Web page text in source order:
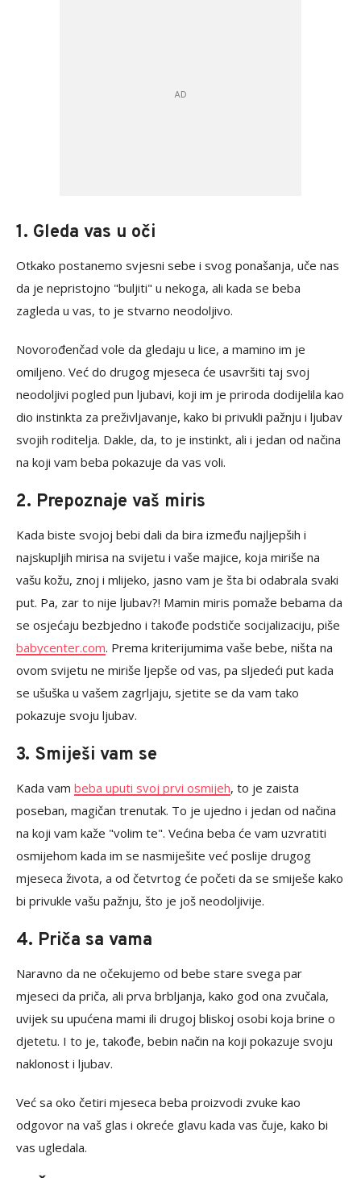
1. Gleda vas u oči
Otkako postanemo svjesni sebe i svog ponašanja, uče nas
da je nepristojno "buljiti" u nekoga, ali kada se beba
zagleda u vas, to je stvarno neodoljivo.
Novorođenčad vole da gledaju u lice, a mamino im je
omiljeno. Već do drugog mjeseca će usavršiti taj svoj
neodoljivi pogled pun ljubavi, koji im je priroda dodijelila kao
dio instinkta za preživljavanje, kako bi privukli pažnju i ljubav
svojih roditelja. Dakle, da, to je instinkt, ali i jedan od načina
na koji vam beba pokazuje da vas voli.
2. Prepoznaje vaš miris
Kada biste svojoj bebi dali da bira između najljepših i
najskupljih mirisa na svijetu i vaše majice, koja miriše na
vašu kožu, znoj i mlijeko, jasno vam je šta bi odabrala svaki
put. Pa, zar to nije ljubav?! Mamin miris pomaže bebama da
se osjećaju bezbjedno i takođe podstiče socijalizaciju, piše
babycenter.com. Prema kriterijumima vaše bebe, ništa na
ovom svijetu ne miriše ljepše od vas, pa sljedeći put kada
se ušuška u vašem zagrljaju, sjetite se da vam tako
pokazuje svoju ljubav.
3. Smiješi vam se
Kada vam beba uputi svoj prvi osmijeh, to je zaista
poseban, magičan trenutak. To je ujedno i jedan od načina
na koji vam kaže "volim te". Većina beba će vam uzvratiti
osmijehom kada im se nasmiješite već poslije drugog
mjeseca života, a od četvrtog će početi da se smiješe kako
bi privukle vašu pažnju, što je još neodoljivije.
4. Priča sa vama
Naravno da ne očekujemo od bebe stare svega par
mjeseci da priča, ali prva brbljanja, kako god ona zvučala,
uvijek su upućena mami ili drugoj bliskoj osobi koja brine o
djetetu. I to je, takođe, bebin način na koji pokazuje svoju
naklonost i ljubav.
Već sa oko četiri mjeseca beba proizvodi zvuke kao
odgovor na vaš glas i okreće glavu kada vas čuje, kako bi
vas ugledala.